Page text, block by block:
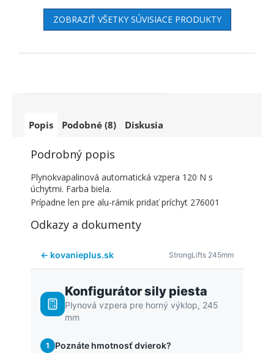
ZOBRAZIŤ VŠETKY SÚVISIACE PRODUKTY
Popis Podobné (8) Diskusia
Podrobný popis
Plynokvapalinová automatická vzpera 120 N s
úchytmi. Farba biela.
Prípadne len pre alu-rámik pridať príchyt 276001
Odkazy a dokumenty